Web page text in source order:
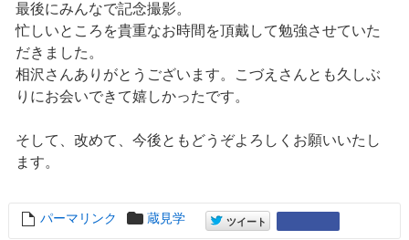
最後にみんなで記念撮影。
忙しいところを貴重なお時間を頂戴して勉強させていた
だきました。
相沢さんありがとうございます。こづえさんとも久しぶ
りにお会いできて嬉しかったです。
そして、改めて、今後ともどうぞよろしくお願いいたし
ます。
entry12115
パーマリンク 蔵見学 entry12115
ツイート